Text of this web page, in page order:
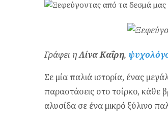
Γράφει ηΛίνα Καΐρη,
Σε μία παλιά ιστορία, ένας
παραστάσεις στο τσίρκο, κάθε
αλυσίδα σε ένα μικρό ξύλινο